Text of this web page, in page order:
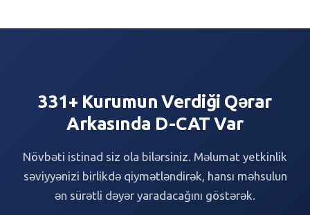
331+ Kurumun Verdiği Qərar
Arkasında D-CAT Var
Növbəti istinad siz ola bilərsiniz. Məlumat yetkinlik
səviyyənizi birlikdə qiymətləndirək, hansı məhsulun
ən sürətli dəyər yaradacağını göstərək.